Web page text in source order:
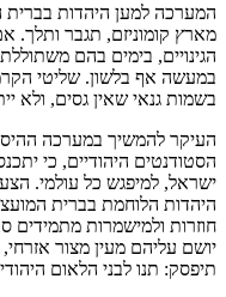
המערכה למען היהדות בברית
מארץ קומוניזם, תגבר ותלך.
הגינויים, בימים בהם
במעשה אף בלשון. שליטי
בשמות גנאי שאין גסים, ולא
העיקר להמשיך במערכה
הסטודנטים היהודיים, כי
ישראל, למיפגש כל עולמי.
היהדות הלוחמת בברית
חוזרות ולמישמרות מתמידים
יושם עליהם מעין מצור
תיפסק: תנו לבני הלאום